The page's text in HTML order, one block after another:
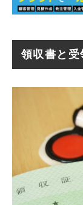
領収書と受